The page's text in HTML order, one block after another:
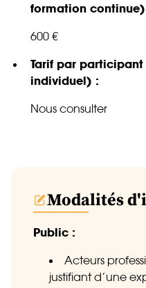
formation
600 €
Tarif par
individuel) :
Nous consulter
Modalités
Public :
Acteurs
justifiant d’une